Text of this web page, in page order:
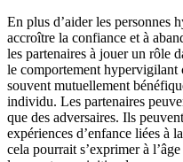
En plus d’aider les personnes
accroître la confiance et à
les partenaires à jouer un rôle
le comportement hypervigilant
souvent mutuellement
individu. Les partenaires
que des adversaires. Ils
expériences d’enfance liées à
cela pourrait s’exprimer à